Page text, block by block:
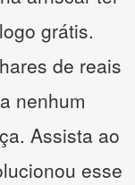
grátis.
de reais
nenhum
Assista ao
esse